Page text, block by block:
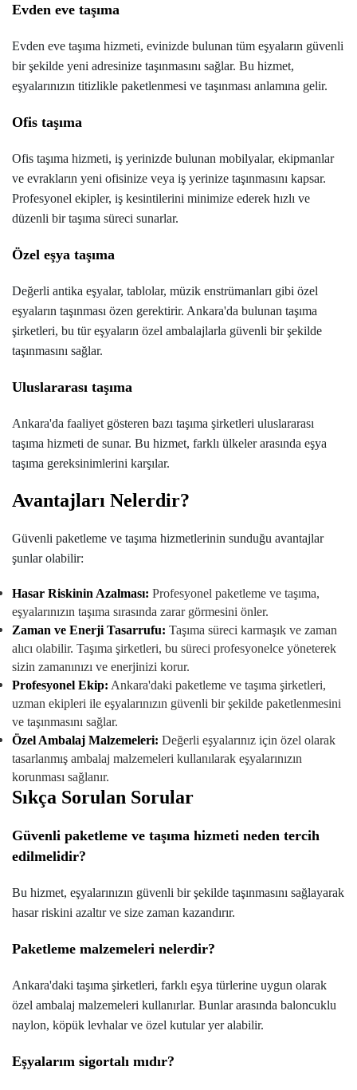
Evden eve taşıma
Evden eve taşıma hizmeti, evinizde bulunan tüm eşyaların güvenli
bir şekilde yeni adresinize taşınmasını sağlar. Bu hizmet,
eşyalarınızın titizlikle paketlenmesi ve taşınması anlamına gelir.
Ofis taşıma
Ofis taşıma hizmeti, iş yerinizde bulunan mobilyalar, ekipmanlar
ve evrakların yeni ofisinize veya iş yerinize taşınmasını kapsar.
Profesyonel ekipler, iş kesintilerini minimize ederek hızlı ve
düzenli bir taşıma süreci sunarlar.
Özel eşya taşıma
Değerli antika eşyalar, tablolar, müzik enstrümanları gibi özel
eşyaların taşınması özen gerektirir. Ankara'da bulunan taşıma
şirketleri, bu tür eşyaların özel ambalajlarla güvenli bir şekilde
taşınmasını sağlar.
Uluslararası taşıma
Ankara'da faaliyet gösteren bazı taşıma şirketleri uluslararası
taşıma hizmeti de sunar. Bu hizmet, farklı ülkeler arasında eşya
taşıma gereksinimlerini karşılar.
Avantajları Nelerdir?
Güvenli paketleme ve taşıma hizmetlerinin sunduğu avantajlar
şunlar olabilir:
Hasar Riskinin Azalması: Profesyonel paketleme ve taşıma,
eşyalarınızın taşıma sırasında zarar görmesini önler.
Zaman ve Enerji Tasarrufu: Taşıma süreci karmaşık ve zaman
alıcı olabilir. Taşıma şirketleri, bu süreci profesyonelce yöneterek
sizin zamanınızı ve enerjinizi korur.
Profesyonel Ekip: Ankara'daki paketleme ve taşıma şirketleri,
uzman ekipleri ile eşyalarınızın güvenli bir şekilde paketlenmesini
ve taşınmasını sağlar.
Özel Ambalaj Malzemeleri: Değerli eşyalarınız için özel olarak
tasarlanmış ambalaj malzemeleri kullanılarak eşyalarınızın
korunması sağlanır.
Sıkça Sorulan Sorular
Güvenli paketleme ve taşıma hizmeti neden tercih
edilmelidir?
Bu hizmet, eşyalarınızın güvenli bir şekilde taşınmasını sağlayarak
hasar riskini azaltır ve size zaman kazandırır.
Paketleme malzemeleri nelerdir?
Ankara'daki taşıma şirketleri, farklı eşya türlerine uygun olarak
özel ambalaj malzemeleri kullanırlar. Bunlar arasında baloncuklu
naylon, köpük levhalar ve özel kutular yer alabilir.
Eşyalarım sigortalı mıdır?